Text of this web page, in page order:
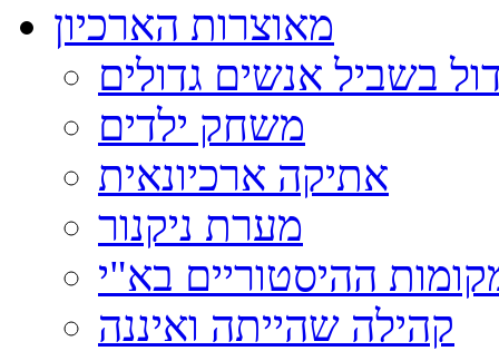
מאוצרות הארכיון
בשביל אנשים גדולים
משחק ילדים
אתיקה ארכיונאית
מערת ניקנור
ההיסטוריים בא"י
קהילה שהייתה ואיננה